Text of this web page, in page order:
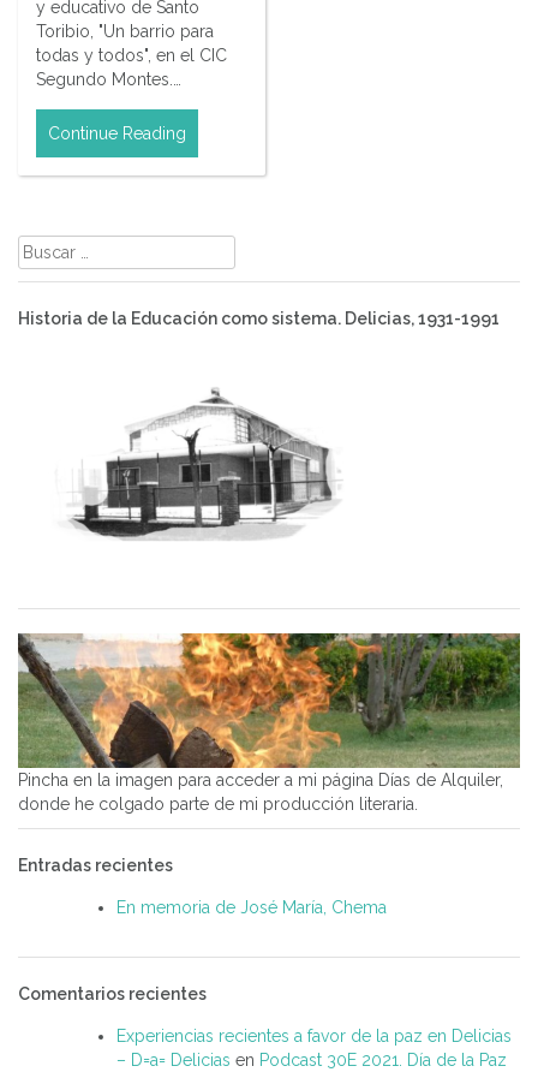
y educativo de Santo
Toribio, "Un barrio para
todas y todos", en el CIC
Segundo Montes.…
Continue Reading
Buscar:
Historia de la Educación como sistema. Delicias, 1931-1991
Pincha en la imagen para acceder a mi página Días de Alquiler,
donde he colgado parte de mi producción literaria.
Entradas recientes
En memoria de José María, Chema
Comentarios recientes
Experiencias recientes a favor de la paz en Delicias
– D=a= Delicias en Podcast 30E 2021. Día de la Paz